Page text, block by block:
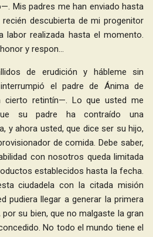
Mis padres me han enviado hasta
descubierta de mi progenitor
labor realizada hasta el momento.
y respon…
de erudición y hábleme sin
el padre de Ánima de
cierto retintín—. Lo que usted me
su padre ha contraído una
y ahora usted, que dice ser su hijo,
de comida. Debe saber,
con nosotros queda limitada
establecidos hasta la fecha.
ciudadela con la citada misión
pudiera llegar a generar la primera
su bien, que no malgaste la gran
No todo el mundo tiene el